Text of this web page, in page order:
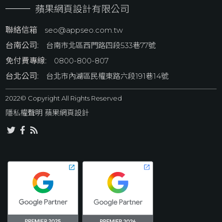
蘋果網頁設計有限公司
聯絡信箱 seo@appseo.com.tw
免付費專線: 0800-800-807
台南公司: 台南市北區西門路四段533巷77號
台北公司: 台北市內湖區民權東路六段191巷14號
2022© Copyright All Rights Reserved
隱私權聲明 蘋果網頁設計